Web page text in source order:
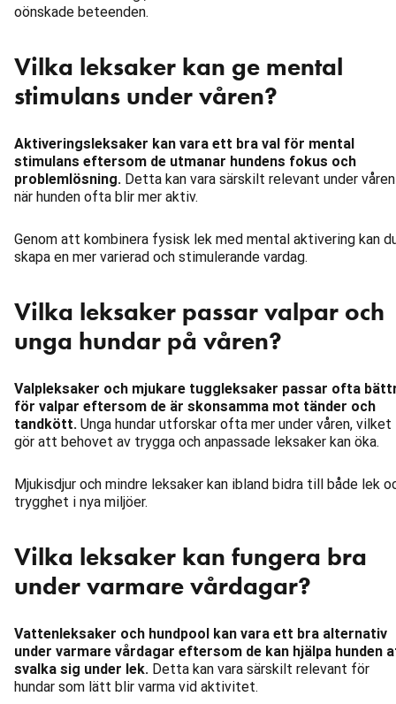
oönskade beteenden.
Vilka leksaker kan ge mental
stimulans under våren?
Aktiveringsleksaker kan vara ett bra val för mental
stimulans eftersom de utmanar hundens fokus och
problemlösning. Detta kan vara särskilt relevant under våren
när hunden ofta blir mer aktiv.
Genom att kombinera fysisk lek med mental aktivering kan
skapa en mer varierad och stimulerande vardag.
Vilka leksaker passar valpar och
unga hundar på våren?
Valpleksaker och mjukare tuggleksaker passar ofta
för valpar eftersom de är skonsamma mot tänder och
tandkött. Unga hundar utforskar ofta mer under våren, vilket
gör att behovet av trygga och anpassade leksaker kan öka.
Mjukisdjur och mindre leksaker kan ibland bidra till både lek
trygghet i nya miljöer.
Vilka leksaker kan fungera bra
under varmare vårdagar?
Vattenleksaker och hundpool kan vara ett bra alternativ
under varmare vårdagar eftersom de kan hjälpa hunden
svalka sig under lek. Detta kan vara särskilt relevant för
hundar som lätt blir varma vid aktivitet.